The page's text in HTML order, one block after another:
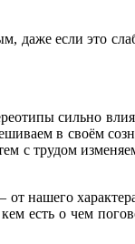
если это
сильно
в своём
с трудом
нашего
есть о чем